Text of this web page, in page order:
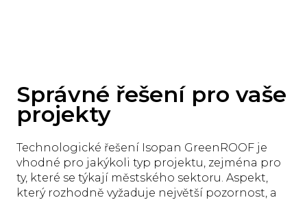
Správné řešení pro vaše
projekty
Technologické řešení Isopan GreenROOF je
vhodné pro jakýkoli typ projektu, zejména pro
ty, které se týkají městského sektoru. Aspekt,
který rozhodně vyžaduje největší pozornost, a